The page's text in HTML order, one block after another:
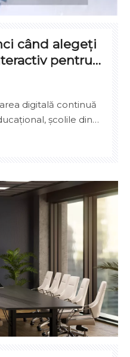
când alegeți
pentru
digitală continuă
școlile din
un instrument
rapid tablele
standard din